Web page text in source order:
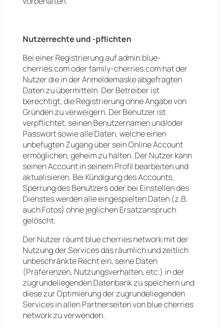
Nutzerrechte und -pflichten
Bei einer Registrierung auf admin.blue-
cherries.com oder family-cherries.com hat der
Nutzer die in der Anmeldemaske abgefragten
Daten zu übermitteln. Der Betreiber ist
berechtigt, die Registrierung ohne Angabe von
Gründen zu verweigern. Der Benutzer ist
verpflichtet, seinen Benutzernamen und/oder
Passwort sowie alle Daten, welche einen
unbefugten Zugang über sein Online Account
ermöglichen, geheim zu halten. Der Nutzer kann
seinen Account in seinem Profil bearbeiten und
aktualisieren. Bei Kündigung des Accounts,
Sperrung des Benutzers oder bei Einstellen des
Dienstes werden alle eingespielten Daten (z.B.
auch Fotos) ohne jeglichen Ersatzanspruch
gelöscht.
Der Nutzer räumt blue cherries network mit der
Nutzung der Services das räumlich und zeitlich
unbeschränkte Recht ein, seine Daten
(Präferenzen, Nutzungsverhalten, etc.) in der
zugrundeliegenden Datenbank zu speichern und
diese zur Optimierung der zugrundeliegenden
Services in allen Partnerseiten von blue cherries
network zu verwenden.